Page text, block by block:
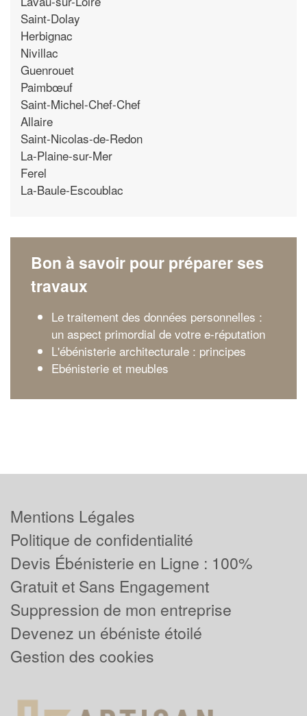
Saint-Dolay
Herbignac
Nivillac
Guenrouet
Paimbœuf
Saint-Michel-Chef-Chef
Allaire
Saint-Nicolas-de-Redon
La-Plaine-sur-Mer
Ferel
La-Baule-Escoublac
Bon à savoir pour préparer ses
travaux
Le traitement des données personnelles :
un aspect primordial de votre e-réputation
L'ébénisterie architecturale : principes
Ebénisterie et meubles
Mentions Légales
Politique de confidentialité
Devis Ébénisterie en Ligne : 100%
Gratuit et Sans Engagement
Suppression de mon entreprise
Devenez un ébéniste étoilé
Gestion des cookies